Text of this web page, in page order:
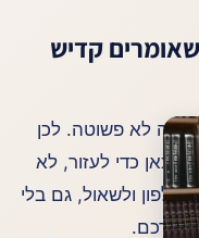
קדיש
לא פשוטה. לכן
כאן כדי לעזור, לא
ולשאול, גם בלי